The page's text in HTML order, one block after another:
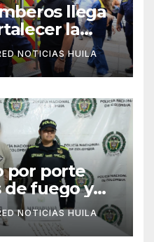
llega
la
del niño
NOTICIAS HUILA
por porte
de fuego y
NOTICIAS HUILA